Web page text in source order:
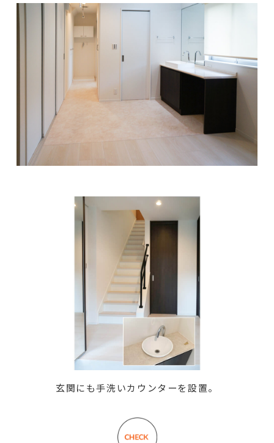
玄関にも手洗いカウンターを設置。